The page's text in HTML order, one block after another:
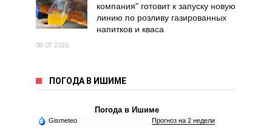
компания" готовит к запуску новую
линию по розливу газированных
напитков и кваса
08.07.2026
ПОГОДА В ИШИМЕ
Погода в Ишиме
Gismeteo Прогноз на 2 недели